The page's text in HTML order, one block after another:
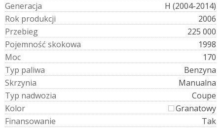
Generacja
H (2004-2014)
Rok produkcji
2006
Przebieg
225 000
Pojemność skokowa
1998
Moc
170
Typ paliwa
Benzyna
Skrzynia
Manualna
Typ nadwozia
Coupe
Kolor
Granatowy
Finansowanie
Tak